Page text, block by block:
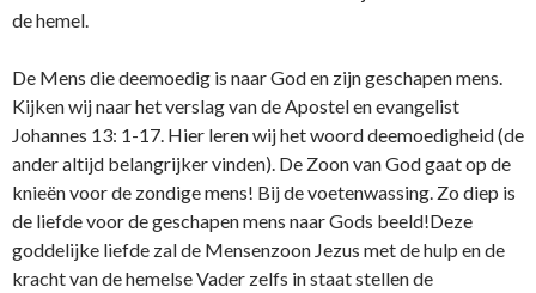
de hemel.
De Mens die deemoedig is naar God en zijn geschapen mens.
Kijken wij naar het verslag van de Apostel en evangelist
Johannes 13: 1-17. Hier leren wij het woord deemoedigheid (de
ander altijd belangrijker vinden). De Zoon van God gaat op de
knieën voor de zondige mens! Bij de voetenwassing. Zo diep is
de liefde voor de geschapen mens naar Gods beeld!Deze
goddelijke liefde zal de Mensenzoon Jezus met de hulp en de
kracht van de hemelse Vader zelfs in staat stellen de